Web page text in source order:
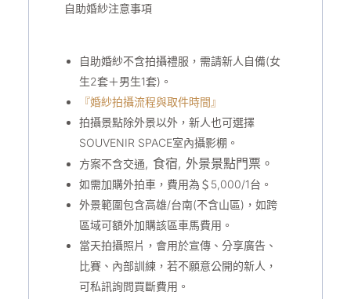
自助婚紗注意事項
自助婚紗不含拍攝禮服，需請新人自備(女
生2套＋男生1套)。
『婚紗拍攝流程與取件時間』
拍攝景點除外景以外，新人也可選擇
SOUVENIR SPACE室內攝影棚。
方案不含交通, 食宿, 外景景點門票。
如需加購外拍車，費用為＄5,000/1台。
外景範圍包含高雄/台南(不含山區)，如跨
區域可額外加購該區車馬費用。
當天拍攝照片，會用於宣傳、分享廣告、
比賽、內部訓練，若不願意公開的新人，
可私訊詢問買斷費用。